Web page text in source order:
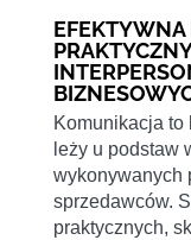
Komunikacja to
leży u podstaw
wykonywanych
sprzedawców.
praktycznych,